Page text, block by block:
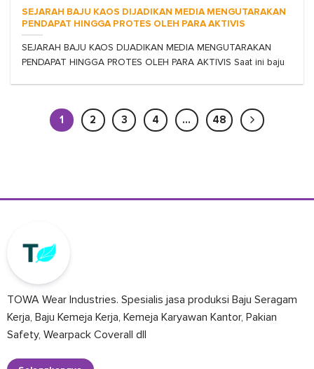
SEJARAH BAJU KAOS DIJADIKAN MEDIA MENGUTARAKAN
PENDAPAT HINGGA PROTES OLEH PARA AKTIVIS
SEJARAH BAJU KAOS DIJADIKAN MEDIA MENGUTARAKAN
PENDAPAT HINGGA PROTES OLEH PARA AKTIVIS Saat ini baju
1 2 3 4 … 48
TOWA Wear Industries. Spesialis jasa produksi Baju Seragam
Kerja, Baju Kemeja Kerja, Kemeja Karyawan Kantor, Pakian
Safety, Wearpack Coverall dll